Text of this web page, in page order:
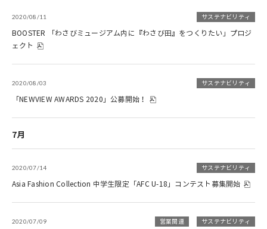
2020/08/11 サステナビリティ
BOOSTER 「わさびミュージアム内に『わさび田』をつくりたい」プロジ
ェクト
2020/08/03 サステナビリティ
「NEWVIEW AWARDS 2020」公募開始！
7月
2020/07/14 サステナビリティ
Asia Fashion Collection 中学生限定「AFC U-18」コンテスト募集開始
2020/07/09 営業関連 サステナビリティ